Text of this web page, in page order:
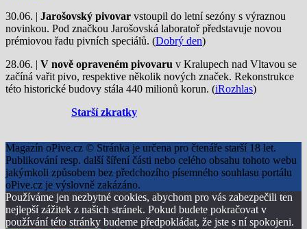
30.06. | Jarošovský pivovar vstoupil do letní sezóny s výraznou
novinkou. Pod značkou Jarošovská laboratoř představuje novou
prémiovou řadu pivních speciálů. (Dobrý den)
28.06. | V nově opraveném pivovaru v Kralupech nad Vltavou se
začíná vařit pivo, respektive několik nových značek. Rekonstrukce
této historické budovy stála 440 milionů korun. (iRozhlas)
Starší zkratky
Magazín oPive.cz © Stránka je určena pro čtenáře starší 18 let.
Publikování resp. další šíření části nebo celého obsahu tohoto webu
jakýmkoli způsobem bez předchozího písemného souhlasu portálu
oPive.cz je výslovně zakázáno.
Používáme jen nezbytné cookies, abychom pro vás zabezpečili ten
nejlepší zážitek z našich stránek. Pokud budete pokračovat v
používání této stránky budeme předpokládat, že jste s ní spokojeni.